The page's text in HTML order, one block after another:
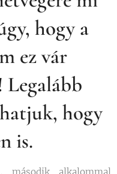
hogy a
ez vár
hogy
is.